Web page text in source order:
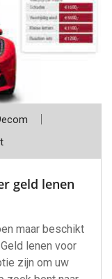
geld lenen
maar beschikt
lenen voor
zijn om uw